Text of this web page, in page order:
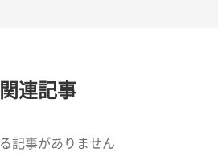
関連記事
記事がありません